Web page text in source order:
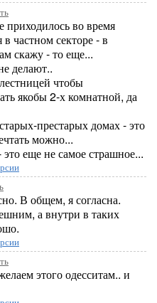
приходилось во время
частном секторе - в
скажу - то еще...
делают..
чтобы
якобы 2-х комнатной, да
престарых домах - это
можно...
еще не самое страшное...
В общем, я согласна.
а внутри в таких
этого одесситам.. и